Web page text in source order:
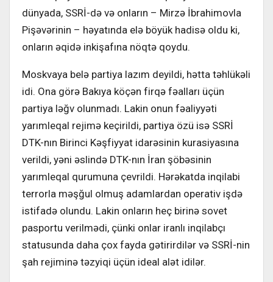
dünyada, SSRİ-də və onların – Mirzə İbrahimovla
Pişəvərinin – həyatında elə böyük hadisə oldu ki,
onların əqidə inkişafına nöqtə qoydu.
Moskvaya belə partiya lazım deyildi, hətta təhlükəli
idi. Ona görə Bakıya köçən firqə fəalları üçün
partiya ləğv olunmadı. Lakin onun fəaliyyəti
yarımleqal rejimə keçirildi, partiya özü isə SSRİ
DTK-nın Birinci Kəşfiyyat idarəsinin kurasiyasına
verildi, yəni əslində DTK-nın İran şöbəsinin
yarımleqal qurumuna çevrildi. Hərəkatda inqilabi
terrorla məşğul olmuş adamlardan operativ işdə
istifadə olundu. Lakin onların heç birinə sovet
pasportu verilmədi, çünki onlar iranlı inqilabçı
statusunda daha çox fayda gətirirdilər və SSRİ-nin
şah rejiminə təzyiqi üçün ideal alət idilər.